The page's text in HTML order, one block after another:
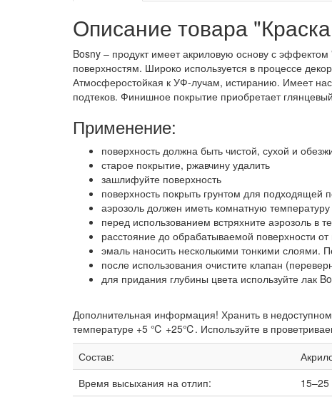
Описание товара
Bosny – продукт имеет акриловую основу с
поверхностям. Широко используется в процессе
Атмосферостойкая к УФ-лучам, истиранию. Имеет
подтеков. Финишное покрытие приобретает
Применение:
поверхность должна быть чистой, сухой и
старое покрытие, ржавчину удалить
зашлифуйте поверхность
поверхность покрыть грунтом для подходящей
аэрозоль должен иметь комнатную
перед использованием встряхните аэрозоль в
расстояние до обрабатываемой поверхности
эмаль наносить несколькими тонкими слоями.
после использования очистите клапан
для придания глубины цвета используйте лак
Дополнительная информация! Хранить в
температуре +5 ℃ +25℃. Используйте в
Состав:
Время высыхания на отлип: